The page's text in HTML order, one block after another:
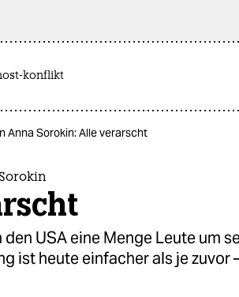
konflikt
Anna Sorokin: Alle verarscht
USA eine Menge Leute um
ist heute einfacher als je zuvor